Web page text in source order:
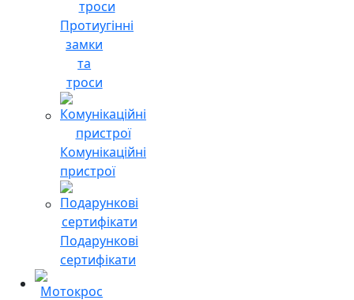
Протиугінні
замки
та
троси
Комунікаційні
пристрої
Подарункові
сертифікати